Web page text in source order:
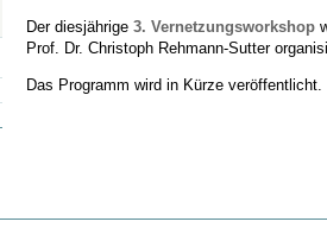
Der diesjährige 3. Vernetzungsworkshop
Prof. Dr. Christoph Rehmann-Sutter
Das Programm wird in Kürze veröffentlicht.